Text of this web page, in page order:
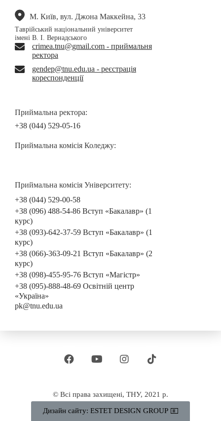
М. Київ, вул. Джона Маккейна, 33
Таврійський національний університет
імені В. І. Вернадського
crimea.tnu@gmail.com - приймальня
ректора
gendep@tnu.edu.ua - реєстрація
кореспонденції
Приймальна ректора:
+38 (044) 529-05-16
Приймальна комісія Коледжу:
Приймальна комісія Університету:
+38 (044) 529-00-58
+38 (096) 488-54-86 Вступ «Бакалавр» (1
курс)
+38 (093)-642-37-59 Вступ «Бакалавр» (1
курс)
+38 (066)-363-09-21 Вступ «Бакалавр» (2
курс)
+38 (098)-455-95-76 Вступ «Магістр»
+38 (095)-888-48-69 Освітній центр
«Україна»
pk@tnu.edu.ua
© Всі права захищені, ТНУ, 2021 р.
Дизайн сайту: ESTET DESIGN GROUP